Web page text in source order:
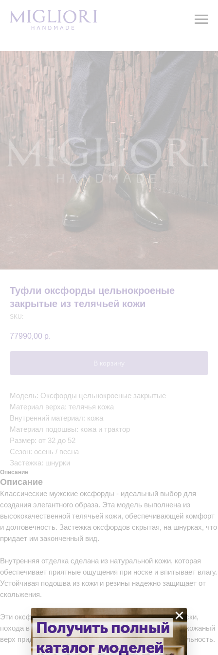
Туфли оксфорды цельнокроеные
закрытые из телячьей кожи
SKU:
77990,00 р.
В корзину
Модель: Оксфорды цельнокроеные закрытые
Материал верха: телячья кожа
Внутренний материал: кожа
Материал подошвы: кожа и трактор
Размер: от 32 до 52
Сезон: осень / весна
Застежка: шнурки
Описание
Описание
Классические мужские оксфорды - идеальный выбор для
создания элегантного образа. Эта модель выполнена из
высококачественной телячьей кожи, обеспечивающей комфорт
и долговечность. Застежка оксфордов скрытая, на шнурках, что
придает им законченный вид.
Внутренняя отделка сделана из натуральной кожи, которая
обеспечивает приятные ощущения при носке и впитывает влагу.
Устойчивая подошва из кожи и резины надежно защищает от
скольжения.
Эти оксфорды отлично подойдут для повседневной носки,
похода в офис или на торжественное мероприятие. Их кожаный
верх придаст вашему образу солидность и респектабельность.
Получить полный
каталог моделей
×